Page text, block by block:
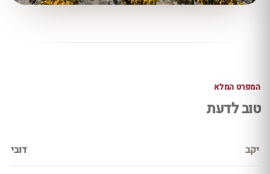
המפרט המלא
טוב לדעת
יקב דובי